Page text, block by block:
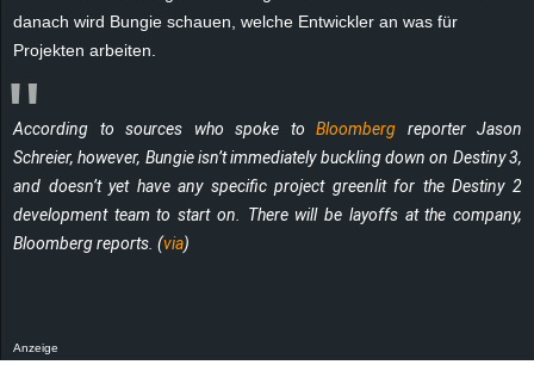
danach wird Bungie schauen, welche Entwickler an was für
Projekten arbeiten.
According to sources who spoke to Bloomberg reporter Jason
Schreier, however, Bungie isn’t immediately buckling down on Destiny 3,
and doesn’t yet haveany specific project greenlit for the Destiny 2
development team to start on. There will be layoffs at the company,
Bloomberg reports. (via)
Anzeige